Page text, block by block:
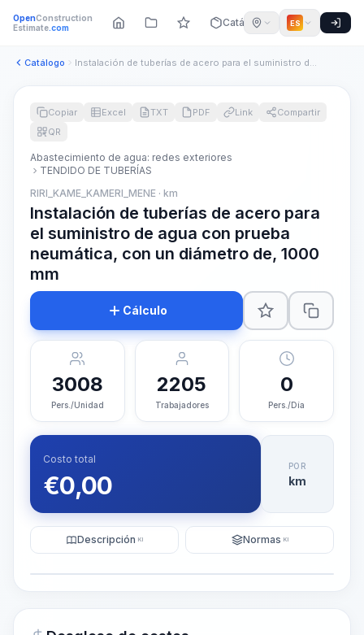
OpenConstruction
Estimate.com Catálogo ES
Catálogo Instalación de tuberías de acero para el suministro de agua ...
Copiar Excel TXT PDF Link
Compartir
QR
Abastecimiento de agua: redes exteriores
TENDIDO DE TUBERÍAS
RIRI_KAME_KAMERI_MENE · km
Instalación de tuberías de acero para
el suministro de agua con prueba
neumática, con un diámetro de, 1000
mm
Cálculo
3008
Pers./Unidad
2205
Trabajadores
0
Pers./Día
Costo total
€0,00
POR
km
Descripción KI Normas KI